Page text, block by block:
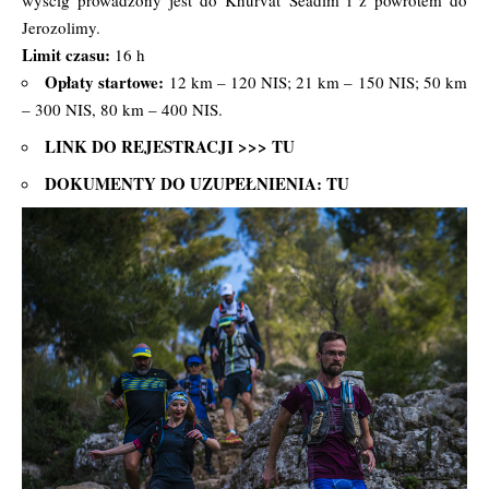
Jerozolimy.
Limit czasu: 16 h
Opłaty startowe: 12 km – 120 NIS; 21 km – 150 NIS; 50 km
– 300 NIS, 80 km – 400 NIS.
LINK DO REJESTRACJI >>> TU
DOKUMENTY DO UZUPEŁNIENIA: TU